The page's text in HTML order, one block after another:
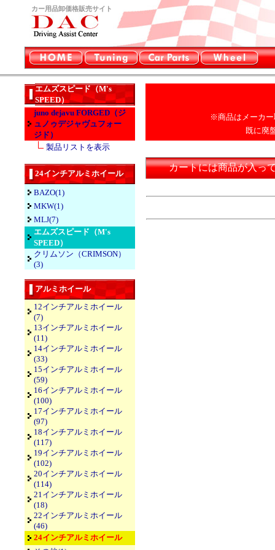
カー用品卸価格販売サイト
エムズスピード（M's
SPEED）
juno dejavu FORGED（ジ
ュノゥデジャヴュフォー
ジド）
製品リストを表示
24インチアルミホイール
BAZO(1)
MKW(1)
MLJ(7)
エムズスピード（M's
SPEED）
クリムソン（CRIMSON）
(3)
アルミホイール
12インチアルミホイール
(7)
13インチアルミホイール
(11)
14インチアルミホイール
(33)
15インチアルミホイール
(59)
16インチアルミホイール
(100)
17インチアルミホイール
(97)
18インチアルミホイール
(117)
19インチアルミホイール
(102)
20インチアルミホイール
(114)
21インチアルミホイール
(18)
22インチアルミホイール
(46)
24インチアルミホイール
※商品はメーカー
既に廃
カートには商品が入っ